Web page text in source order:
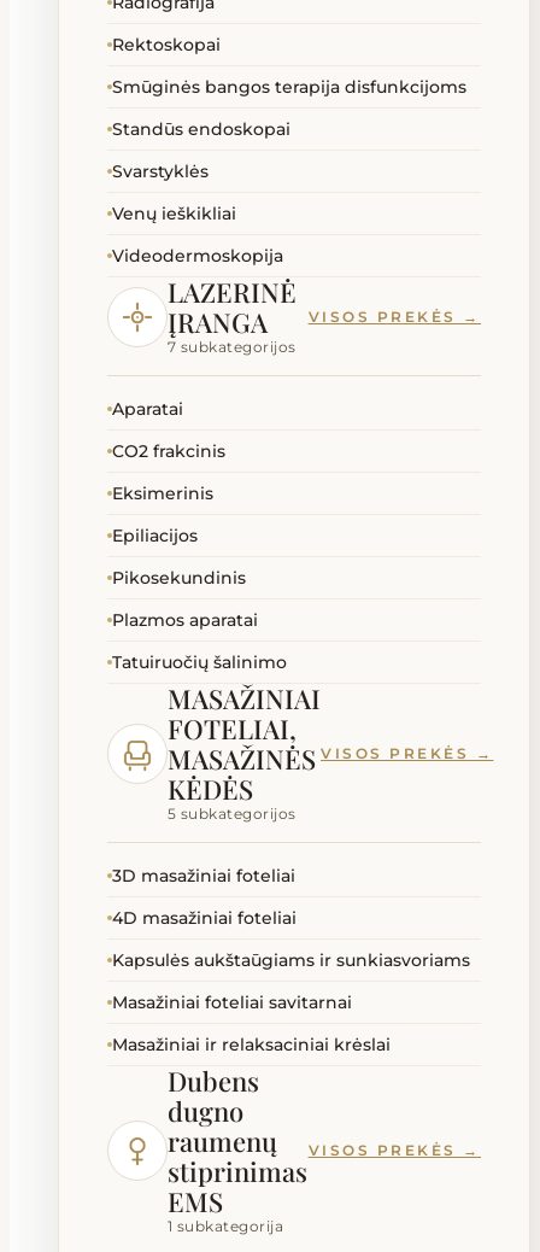
Rektoskopai
Smūginės bangos terapija disfunkcijoms
Standūs endoskopai
Svarstyklės
Venų ieškikliai
Videodermoskopija
LAZERINĖ
ĮRANGA
7 subkategorijos
VISOS PREKĖS →
Aparatai
CO2 frakcinis
Eksimerinis
Epiliacijos
Pikosekundinis
Plazmos aparatai
Tatuiruočių šalinimo
MASAŽINIAI
FOTELIAI,
MASAŽINĖS
KĖDĖS
5 subkategorijos
VISOS PREKĖS →
3D masažiniai foteliai
4D masažiniai foteliai
Kapsulės aukštaūgiams ir sunkiasvoriams
Masažiniai foteliai savitarnai
Masažiniai ir relaksaciniai krėslai
Dubens
dugno
raumenų
stiprinimas
EMS
1 subkategorija
VISOS PREKĖS →